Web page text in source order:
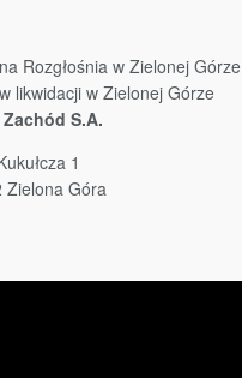
Rozgłośnia w Zielonej Górze
likwidacji w Zielonej Górze
S.A.
1
Zielona Góra